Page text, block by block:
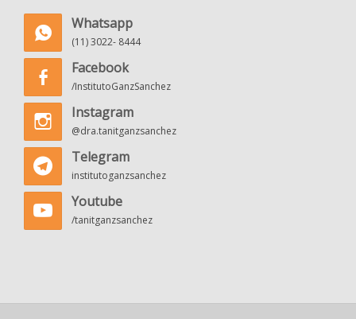
Whatsapp
(11) 3022- 8444
Facebook
/InstitutoGanzSanchez
Instagram
@dra.tanitganzsanchez
Telegram
institutoganzsanchez
Youtube
/tanitganzsanchez